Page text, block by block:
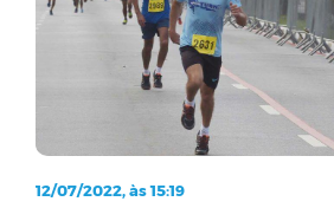
12/07/2022, às 15:19